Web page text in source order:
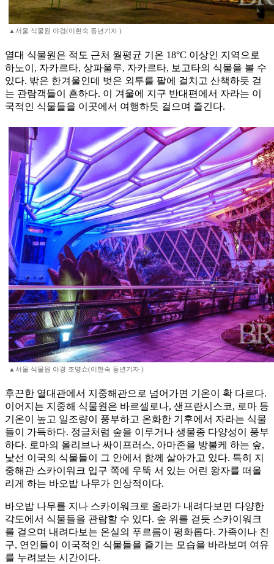
▲서울 식물원 야경(이현숙 동년기자 )
열대 식물원은 적도 근처 월평균 기온 18°C 이상인 지역으로
하노이, 자카르타, 상파울루, 자카르타, 보고타의 식물을 볼 수
있다. 밖은 한겨울인데 벗은 외투를 팔에 걸치고 산책하듯 걷
는 관람객들이 흔하다. 이 겨울에 지구 반대편에서 자라는 이
국적인 식물들을 이곳에서 여행하듯 걸으며 즐긴다.
▲서울 식물원 야경 조명쇼(이현숙 동년기자 )
후끈한 열대관에서 지중해관으로 넘어가면 기온이 확 다르다.
이어지는 지중해 식물원은 바르셀로나, 샌프란시스코, 로마 등
기온이 높고 일조량이 풍부하고 온화한 기후에서 자라는 식물
들이 가득하다. 정글처럼 숲을 이루거나 생물종 다양성이 풍부
하다. 로마의 올리브나 싸이프러스, 아마존을 방불케 하는 숲,
낯선 이국의 식물들이 그 안에서 함께 살아가고 있다. 특히 지
중해관 스카이워크 입구 쪽에 우뚝 서 있는 어린 왕자를 떠올
리게 하는 바오밥 나무가 인상적이다.
바오밥 나무를 지나 스카이워크로 올라가 내려다보면 다양한
각도에서 식물들을 관람할 수 있다. 숲 위를 걷듯 스카이워크
를 걸으며 내려다보는 온실의 푸르름이 평화롭다. 가족이나 친
구, 연인들이 이국적인 식물들을 즐기는 모습을 바라보며 여유
를 누려보는 시간이다.